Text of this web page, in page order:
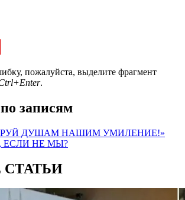
пожалуйста, выделите фрагмент
.
записям
ДУШАМ НАШИМ УМИЛЕНИЕ!»
ЕСЛИ НЕ МЫ?